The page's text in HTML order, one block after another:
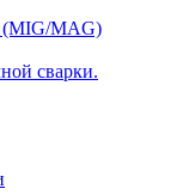
(MIG/MAG)
сварки.